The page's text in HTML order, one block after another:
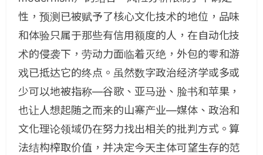
性，预测已被赋予了核心文化技术的地位，品味
和体验只属于那些有信用额度的人，在自动化技
术的侵袭下，劳动力面临着灭绝，外包的零和游
戏已抵达它的终点。虽然数字政治经济学或多或
少可以地被指称—谷歌、亚马逊、脸书和苹果，
也让人想起随之而来的山寨产业—媒体、政治和
文化理论领域仍在努力找出相关的批判方式。算
法结构榨取价值，并决定今天主体可望生存的范